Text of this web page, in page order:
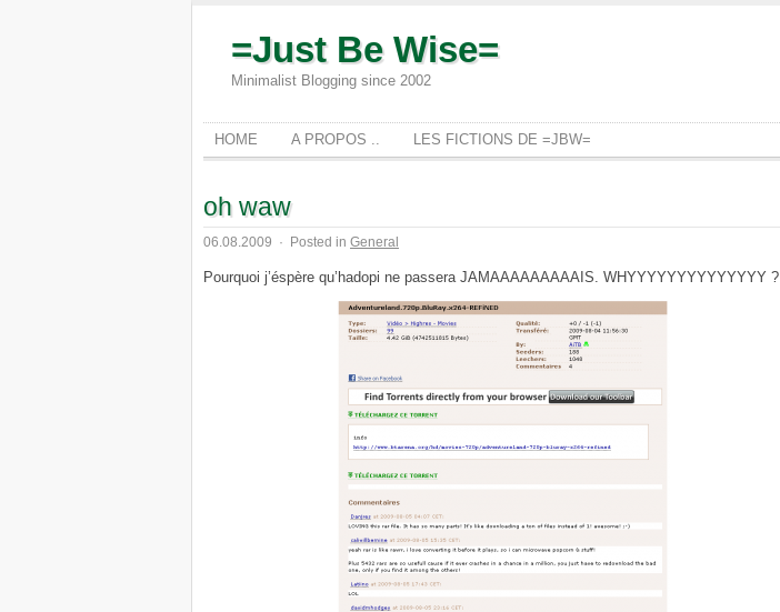
=Just Be Wise=
Minimalist Blogging since 2002
HOME A PROPOS .. LES FICTIONS DE =JBW=
oh waw
06.08.2009 · Posted in General
Pourquoi j’éspère qu’hadopi ne passera JAMAAAAAAAAAIS. WHYYYYYYYYYYYYYY ?